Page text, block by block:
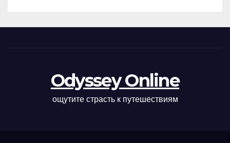
Odyssey Online
ощутите страсть к путешествиям